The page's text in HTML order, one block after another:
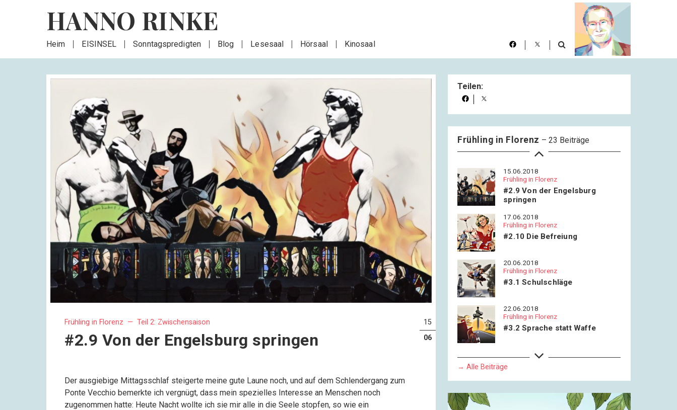
HANNO RINKE
Heim EISINSEL Sonntagspredigten Blog Lesesaal Hörsaal Kinosaal
15
06
Frühling in Florenz — Teil 2: Zwischensaison
#2.9 Von der Engelsburg springen
Der ausgiebige Mittagsschlaf steigerte meine gute Laune noch, und auf dem Schlendergang zum
Ponte Vecchio bemerkte ich vergnügt, dass mein spezielles Interesse an Menschen noch
zugenommen hatte: Heute Nacht wollte ich sie mir alle in die Seele stopfen, so wie ein
Teilen:
Frühling in Florenz – 23 Beiträge
#2.5 Den Kopf unter dem Arm
Frühling in Florenz
#2.6 Exzessive Nähe
13.06.2018
#2.8 Glück?
15.06.2018
Frühling in Florenz
#2.9 Von der Engelsburg
springen
17.06.2018
Frühling in Florenz
#2.10 Die Befreiung
20.06.2018
Frühling in Florenz
#3.1 Schulschläge
22.06.2018
Frühling in Florenz
#3.2 Sprache statt Waffe
24.06.2018
Gebühren-Verweigerern
→ Alle Beiträge